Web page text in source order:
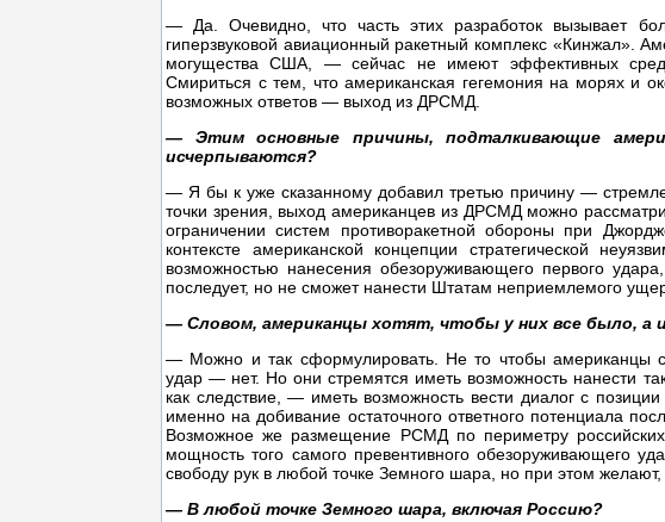
— Да. Очевидно, что часть этих разработок вызывает
гиперзвуковой авиационный ракетный комплекс «Кинжал».
могущества США, — сейчас не имеют эффективных
Смириться с тем, что американская гегемония на морях и
возможных ответов — выход из ДРСМД.
— Этим основные причины, подталкивающие
исчерпываются?
— Я бы к уже сказанному добавил третью причину —
точки зрения, выход американцев из ДРСМД можно
ограничении систем противоракетной обороны при
контексте американской концепции стратегической
возможностью нанесения обезоруживающего первого
последует, но не сможет нанести Штатам неприемлемого
— Словом, американцы хотят, чтобы у них все было, а
— Можно и так сформулировать. Не то чтобы американцы
удар — нет. Но они стремятся иметь возможность нанести
как следствие, — иметь возможность вести диалог с
именно на добивание остаточного ответного потенциала
Возможное же размещение РСМД по периметру
мощность того самого превентивного обезоруживающего
свободу рук в любой точке Земного шара, но при этом
— В любой точке Земного шара, включая Россию?